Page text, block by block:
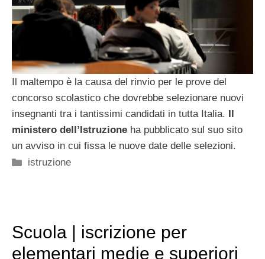
Il maltempo è la causa del rinvio per le prove del
concorso scolastico che dovrebbe selezionare nuovi
insegnanti tra i tantissimi candidati in tutta Italia.
ministero dell’Istruzione ha pubblicato sul suo sito
un avviso in cui fissa le nuove date delle selezioni.
Categorie
istruzione
Scuola | iscrizione per
elementari medie e superiori